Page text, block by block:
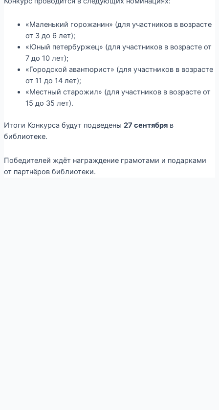
«Маленький горожанин» (для участников в возрасте
от 3 до 6 лет);
«Юный петербуржец» (для участников в возрасте от
7 до 10 лет);
«Городской авантюрист» (для участников в возрасте
от 11 до 14 лет);
«Местный старожил» (для участников в возрасте от
15 до 35 лет).
Итоги Конкурса будут подведены 27 сентябряв
библиотеке.
Победителей ждёт награждение грамотами и подарками
от партнёров библиотеки.